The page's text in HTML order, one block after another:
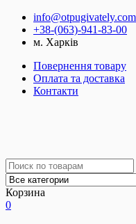
+38-(063)-941-83-00
м. Харків
Повернення товару
Оплата та доставка
Контакти
Корзина
0